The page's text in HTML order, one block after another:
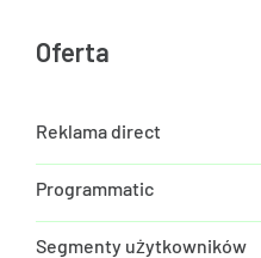
Oferta
Reklama direct
Programmatic
Segmenty użytkowników